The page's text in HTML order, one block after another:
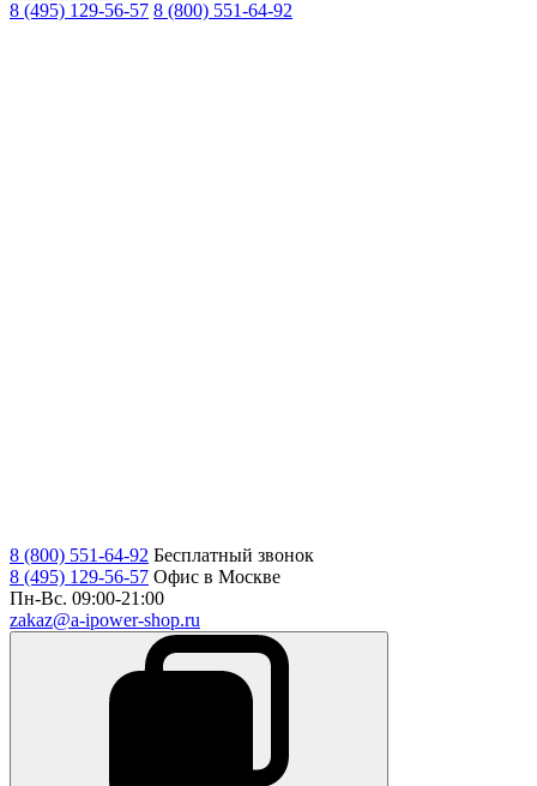
8 (495) 129-56-57 8 (800) 551-64-92
8 (800) 551-64-92 Бесплатный звонок
8 (495) 129-56-57 Офис в Москве
Пн-Вс. 09:00-21:00
zakaz@a-ipower-shop.ru